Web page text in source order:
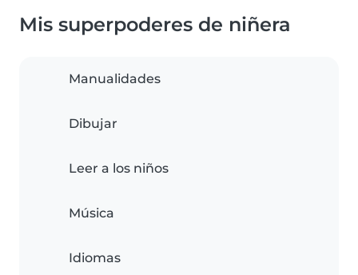
Mis superpoderes de niñera
Manualidades
Dibujar
Leer a los niños
Música
Idiomas